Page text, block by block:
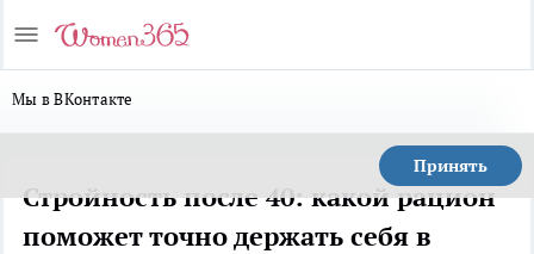
Мы в ВКонтакте
Принять
Стройность после 40: какой рацион
поможет точно держать себя в